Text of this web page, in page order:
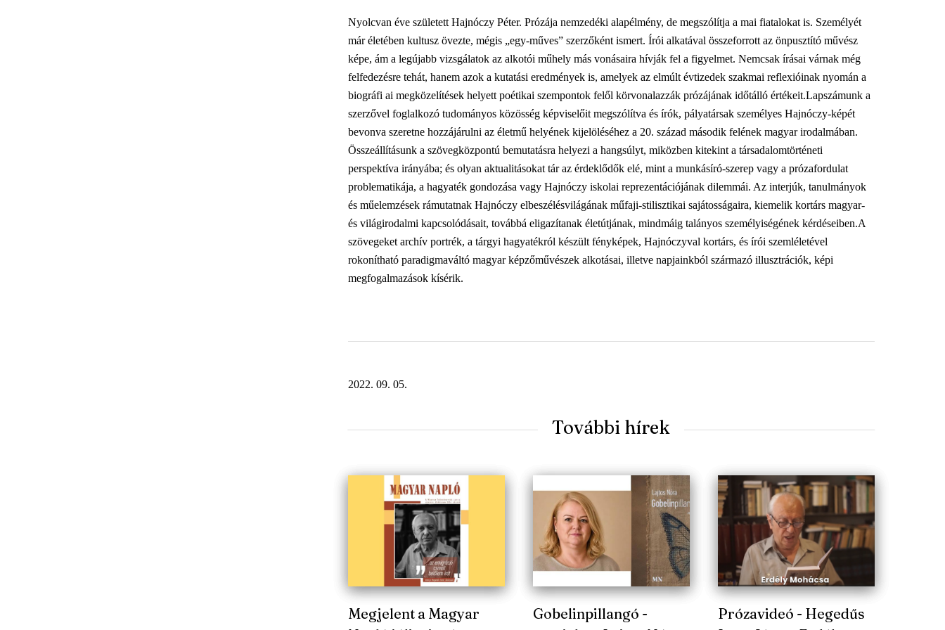
Nyolcvan éve született Hajnóczy Péter. Prózája nemzedéki alapélmény, de megszólítja a mai fiatalokat is. Személyét
már életében kultusz övezte, mégis „egy-műves” szerzőként ismert. Írói alkatával összeforrott az önpusztító művész
képe, ám a legújabb vizsgálatok az alkotói műhely más vonásaira hívják fel a figyelmet. Nemcsak írásai várnak még
felfedezésre tehát, hanem azok a kutatási eredmények is, amelyek az elmúlt évtizedek szakmai reflexióinak nyomán a
biográfi ai megközelítések helyett poétikai szempontok felől körvonalazzák prózájának időtálló értékeit.Lapszámunk a
szerzővel foglalkozó tudományos közösség képviselőit megszólítva és írók, pályatársak személyes Hajnóczy-képét
bevonva szeretne hozzájárulni az életmű helyének kijelöléséhez a 20. század második felének magyar irodalmában.
Összeállításunk a szövegközpontú bemutatásra helyezi a hangsúlyt, miközben kitekint a társadalomtörténeti
perspektíva irányába; és olyan aktualitásokat tár az érdeklődők elé, mint a munkásíró-szerep vagy a prózafordulat
problematikája, a hagyaték gondozása vagy Hajnóczy iskolai reprezentációjának dilemmái. Az interjúk, tanulmányok
és műelemzések rámutatnak Hajnóczy elbeszélésvilágának műfaji-stilisztikai sajátosságaira, kiemelik kortárs magyar-
és világirodalmi kapcsolódásait, továbbá eligazítanak életútjának, mindmáig talányos személyiségének kérdéseiben.A
szövegeket archív portrék, a tárgyi hagyatékról készült fényképek, Hajnóczyval kortárs, és írói szemléletével
rokonítható paradigmaváltó magyar képzőművészek alkotásai, illetve napjainkból származó illusztrációk, képi
megfogalmazások kísérik.
2022. 09. 05.
További hírek
Megjelent a Magyar
Gobelinpillangó -
Prózavideó - Hegedűs